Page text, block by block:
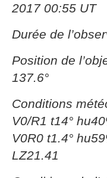
2017 00:55 UT
Durée de
Position de
137.6°
Conditions
V0/R1 t14°
V0R0 t1.4°
LZ21.41